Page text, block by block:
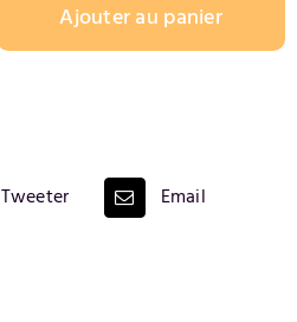
Ajouter au panier
Tweeter Email